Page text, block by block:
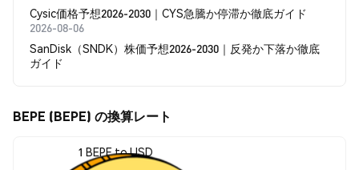
Cysic価格予想2026-2030｜CYS急騰か停滞か徹底ガイド
2026-08-06
SanDisk（SNDK）株価予想2026-2030｜反発か下落か徹底
ガイド
BEPE (BEPE) の換算レート
1 BEPE to USD